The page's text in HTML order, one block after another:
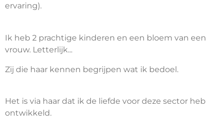
ervaring).
Ik heb 2 prachtige kinderen en een bloem van een
vrouw. Letterlijk...
Zij die haar kennen begrijpen wat ik bedoel.
Het is via haar dat ik de liefde voor deze sector heb
ontwikkeld.